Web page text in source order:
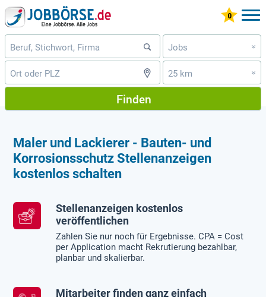
Jobs »
25 km »
Finden
Maler und Lackierer - Bauten- und
Korrosionsschutz Stellenanzeigen
kostenlos schalten
Stellenanzeigen kostenlos
veröffentlichen
Zahlen Sie nur noch für Ergebnisse. CPA = Cost
per Application macht Rekrutierung bezahlbar,
planbar und skalierbar.
Mitarbeiter finden ganz einfach